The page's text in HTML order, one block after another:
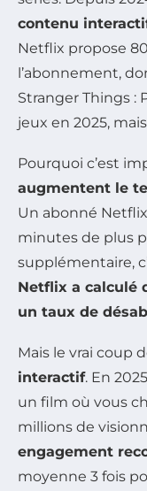
contenu
Netflix propose
l’abonnement,
Stranger Things :
jeux en 2025,
Pourquoi c’est
augmentent le
Un abonné
minutes de plus
supplémentaire,
Netflix a calculé
un taux de
Mais le vrai coup
interactif. En
un film où vous
millions de
engagement
moyenne 3 fois